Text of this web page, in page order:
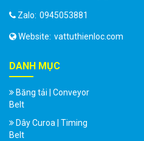
Zalo: 0945053881
Website: vattuthienloc.com
DANH MỤC
Băng tải | Conveyor
Belt
Dây Curoa | Timing
Belt